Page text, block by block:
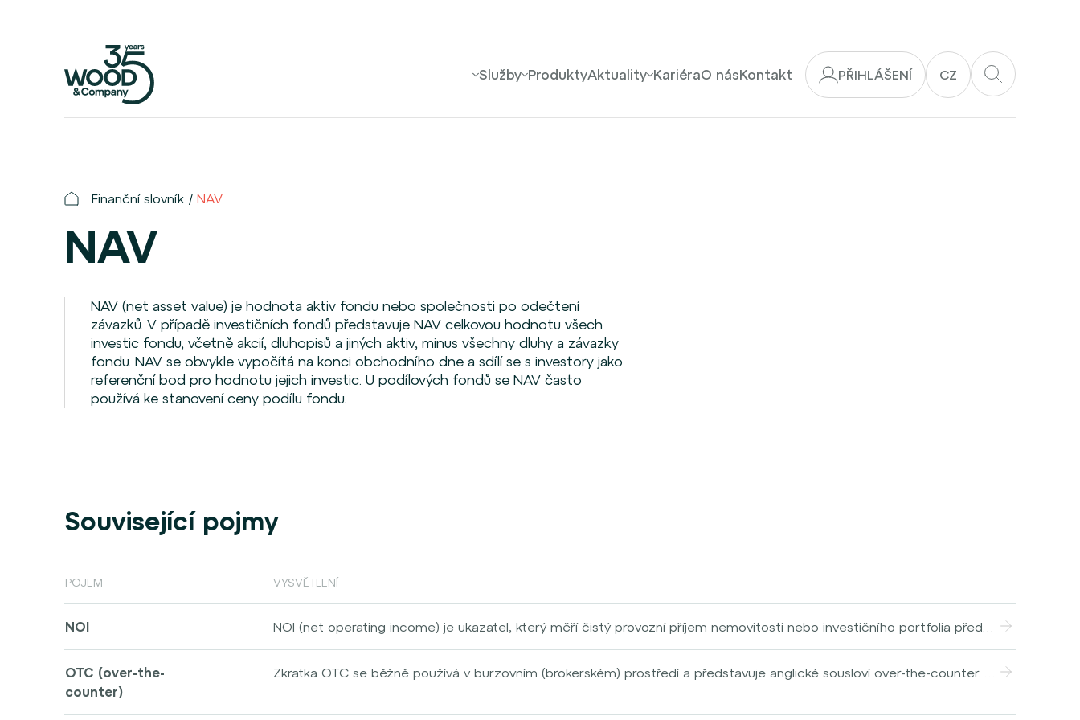
PŘIHLÁŠENÍ CZ
Služby ProduktyAktuality KariéraO násKontakt
Finanční slovník NAV
NAV
NAV (net asset value) je hodnota aktiv fondu nebo společnosti po odečtení
závazků. V případě investičních fondů představuje NAV celkovou hodnotu všech
investic fondu, včetně akcií, dluhopisů a jiných aktiv, minus všechny dluhy a závazky
fondu. NAV se obvykle vypočítá na konci obchodního dne a sdílí se s investory jako
referenční bod pro hodnotu jejich investic. U podílových fondů se NAV často
používá ke stanovení ceny podílu fondu.
Související pojmy
POJEM VYSVĚTLENÍ
NOI
NOI (net operating income) je ukazatel, který měří čistý provozní příjem nemovitosti nebo investičního portfolia před
zohledněním úroků, daní, odpisů a amortizace. Vypočítá se jako rozdíl mezi celkovými příjmy z nemovitosti (např.
nájemné) a provozními náklady (např. údržba, správa). NOI poskytuje přehled o rentabilitě a efektivnosti provozování
nemovitosti a je důležitým ukazatelem při hodnocení její investiční výkonnosti.
OTC (over-the-
counter)
Zkratka OTC se běžně používá v burzovním (brokerském) prostředí a představuje anglické sousloví over-the-counter. V
spolu obchodují cenné papíry, případně jiné finanční instrumenty a produkty. V dnešní době tak účastníci tohoto